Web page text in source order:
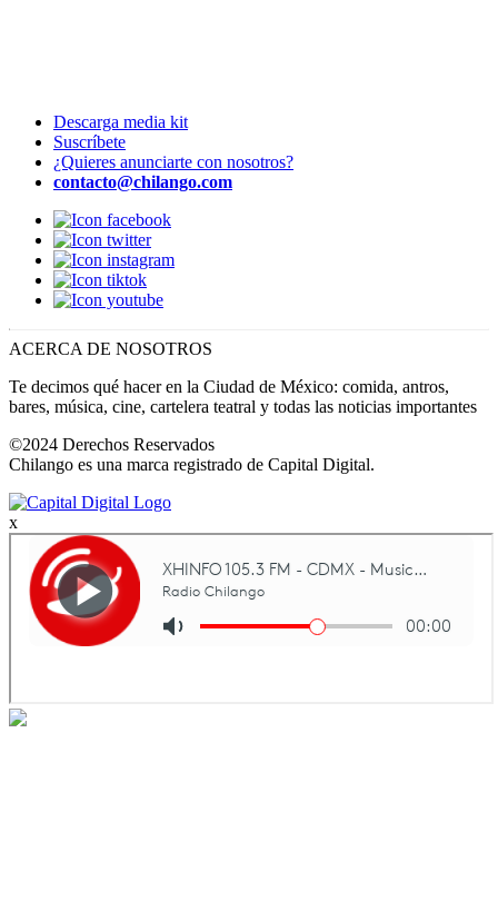
Descarga media kit
Suscríbete
¿Quieres anunciarte con nosotros?
contacto@chilango.com
ACERCA DE NOSOTROS
Te decimos qué hacer en la Ciudad de México: comida, antros,
bares, música, cine, cartelera teatral y todas las noticias importantes
©2024 Derechos Reservados
Chilango es una marca registrado de Capital Digital.
x